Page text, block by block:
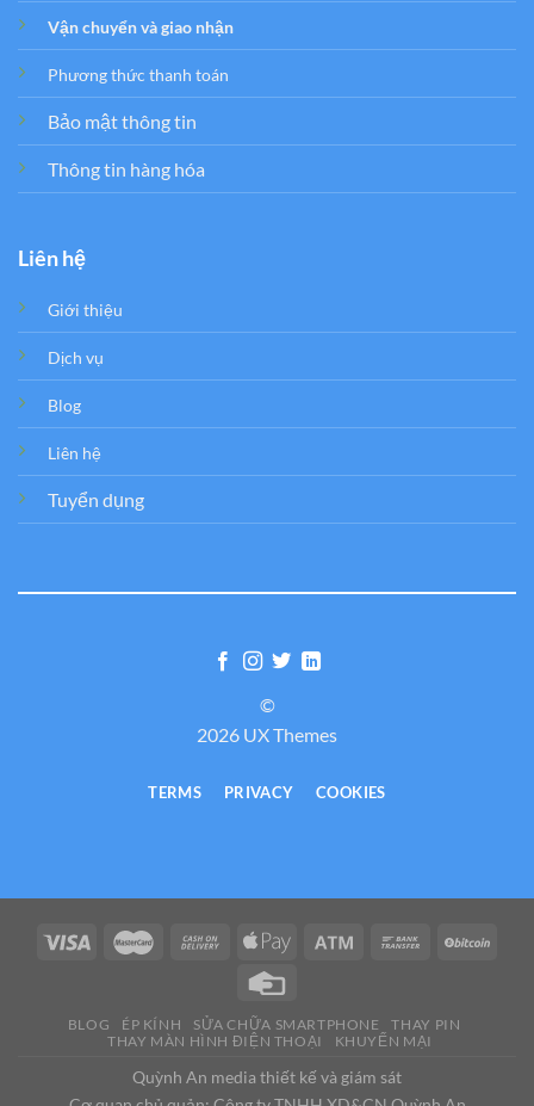
Vận chuyển và giao nhận
Phương thức thanh toán
Bảo mật thông tin
Thông tin hàng hóa
Liên hệ
Giới thiệu
Dịch vụ
Blog
Liên hệ
Tuyển dụng
©
2026 UX Themes
TERMS PRIVACY COOKIES
BLOG ÉP KÍNH SỬA CHỮA SMARTPHONE
THAY PIN
THAY MÀN HÌNH ĐIỆN THOẠI
KHUYẾN MẠI
Quỳnh An media thiết kế và giám sát